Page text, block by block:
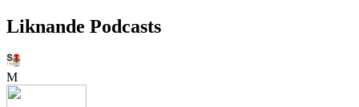
Liknande Podcasts
M